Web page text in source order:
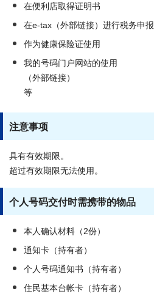
在便利店取得证明书
在e-tax（外部链接）进行税务申报
作为健康保险证使用
我的号码门户网站的使用
（外部链接）
等
注意事项
具有有效期限。
超过有效期限无法使用。
个人号码交付时需携带的物品
本人确认材料（2份）
通知卡（持有者）
个人号码通知书（持有者）
住民基本台帐卡（持有者）